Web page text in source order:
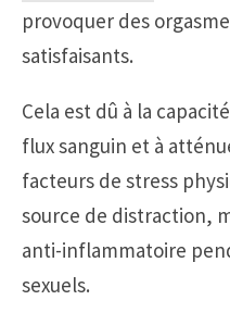
provoquer des
satisfaisants.
Cela est dû à la
flux sanguin et à
facteurs de stress
source de distraction,
anti-inflammatoire
sexuels.